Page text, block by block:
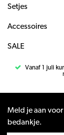
Setjes
Accessoires
SALE
Vanaf 1 juli
Meld je aan
bedankje.